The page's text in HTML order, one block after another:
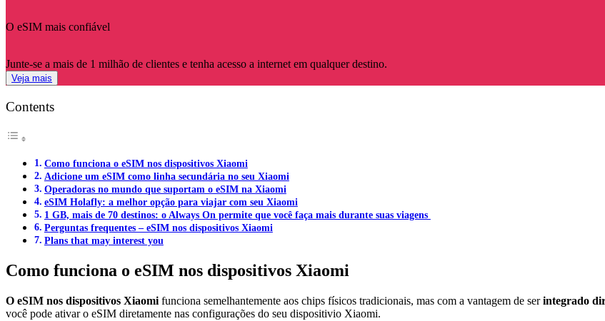
O eSIM mais confiável
Junte-se a mais de 1 milhão de clientes e tenha acesso a internet em qualquer destino.
Veja mais
Contents
Como funciona o eSIM nos dispositivos Xiaomi
Adicione um eSIM como linha secundária no seu Xiaomi
Operadoras no mundo que suportam o eSIM na Xiaomi
eSIM Holafly: a melhor opção para viajar com seu Xiaomi
1 GB, mais de 70 destinos: o Always On permite que você faça mais durante suas viagens
Perguntas frequentes – eSIM nos dispositivos Xiaomi
Plans that may interest you
Como funciona o eSIM nos dispositivos Xiaomi
O eSIM nos dispositivos Xiaomi funciona semelhantemente aos chips físicos tradicionais, mas com a vantagem de serintegrado
você pode ativar o eSIM diretamente nas configurações do seu dispositivio Xiaomi.